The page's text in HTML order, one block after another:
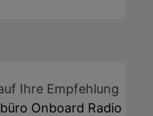
Ihre Empfehlung
Onboard Radio